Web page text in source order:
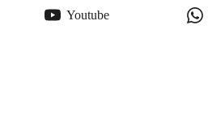
Youtube